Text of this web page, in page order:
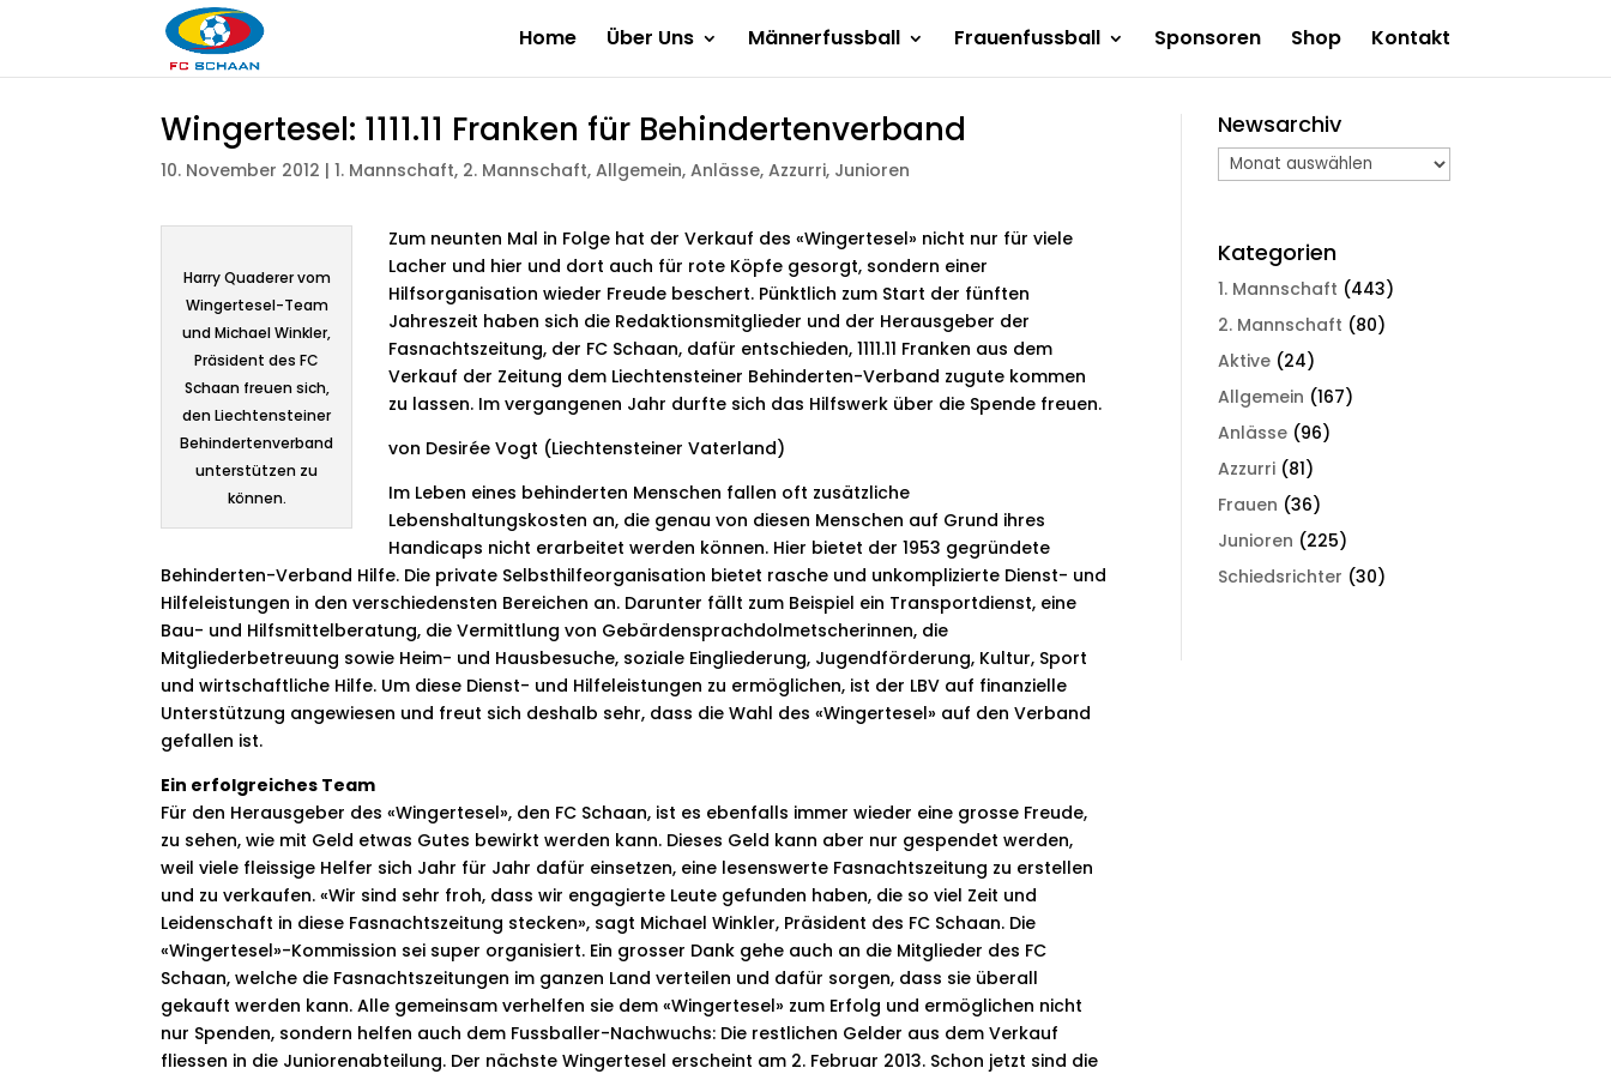
Home Über Uns Männerfussball Frauenfussball Sponsoren Shop Kontakt
Wingertesel: 1111.11 Franken für Behindertenverband
10. November 2012 |1. Mannschaft, 2. Mannschaft,Allgemein,Anlässe,Azzurri, Junioren
Harry Quaderer vom
Wingertesel-Team
und Michael Winkler,
Präsident des FC
Schaan freuen sich,
den Liechtensteiner
Behindertenverband
unterstützen zu
können.
Zum neunten Mal in Folge hat der Verkauf des «Wingertesel» nicht nur für viele
Lacher und hier und dort auch für rote Köpfe gesorgt, sondern einer
Hilfsorganisation wieder Freude beschert. Pünktlich zum Start der fünften
Jahreszeit haben sich die Redaktionsmitglieder und der Herausgeber der
Fasnachtszeitung, der FC Schaan, dafür entschieden, 1111.11 Franken aus dem
Verkauf der Zeitung dem Liechtensteiner Behinderten-Verband zugute kommen
zu lassen. Im vergangenen Jahr durfte sich das Hilfswerk über die Spende freuen.
von Desirée Vogt (Liechtensteiner Vaterland)
Im Leben eines behinderten Menschen fallen oft zusätzliche
Lebenshaltungskosten an, die genau von diesen Menschen auf Grund ihres
Handicaps nicht erarbeitet werden können. Hier bietet der 1953 gegründete
Behinderten-Verband Hilfe. Die private Selbsthilfeorganisation bietet rasche und unkomplizierte Dienst- und
Hilfeleistungen in den verschiedensten Bereichen an. Darunter fällt zum Beispiel ein Transportdienst, eine
Bau- und Hilfsmittelberatung, die Vermittlung von Gebärdensprachdolmetscherinnen, die
Mitgliederbetreuung sowie Heim- und Hausbesuche, soziale Eingliederung, Jugendförderung, Kultur, Sport
und wirtschaftliche Hilfe. Um diese Dienst- und Hilfeleistungen zu ermöglichen, ist der LBV auf finanzielle
Unterstützung angewiesen und freut sich deshalb sehr, dass die Wahl des «Wingertesel» auf den Verband
gefallen ist.
Ein erfolgreiches Team
Für den Herausgeber des «Wingertesel», den FC Schaan, ist es ebenfalls immer wieder eine grosse Freude,
zu sehen, wie mit Geld etwas Gutes bewirkt werden kann. Dieses Geld kann aber nur gespendet werden,
weil viele fleissige Helfer sich Jahr für Jahr dafür einsetzen, eine lesenswerte Fasnachtszeitung zu erstellen
und zu verkaufen. «Wir sind sehr froh, dass wir engagierte Leute gefunden haben, die so viel Zeit und
Leidenschaft in diese Fasnachtszeitung stecken», sagt Michael Winkler, Präsident des FC Schaan. Die
«Wingertesel»-Kommission sei super organisiert. Ein grosser Dank gehe auch an die Mitglieder des FC
Schaan, welche die Fasnachtszeitungen im ganzen Land verteilen und dafür sorgen, dass sie überall
gekauft werden kann. Alle gemeinsam verhelfen sie dem «Wingertesel» zum Erfolg und ermöglichen nicht
nur Spenden, sondern helfen auch dem Fussballer-Nachwuchs: Die restlichen Gelder aus dem Verkauf
fliessen in die Juniorenabteilung. Der nächste Wingertesel erscheint am 2. Februar 2013. Schon jetzt sind die
Newsarchiv
Newsarchiv
Kategorien
1. Mannschaft (443)
2. Mannschaft (80)
Aktive (24)
Allgemein (167)
Anlässe (96)
Azzurri (81)
Frauen (36)
Junioren (225)
Schiedsrichter (30)